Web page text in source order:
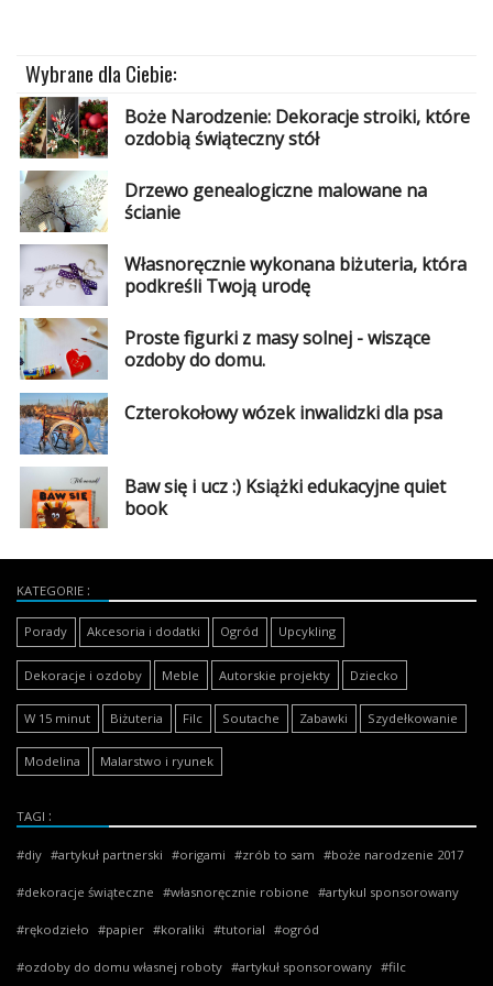
W
15
minut
Biżuteria
Filc
Soutache
Zabawki
Szydełkowanie
Modelina
Malarstwo
ryunek
Kategorie
Dodaj
«
Dodaj
Dodaj
Dodaj
artykuł
galerię
Wybrane dla Ciebie:
Boże Narodzenie: Dekoracje stroiki, które
ozdobią świąteczny stół
Drzewo genealogiczne malowane na
ścianie
Własnoręcznie wykonana biżuteria, która
podkreśli Twoją urodę
Proste figurki z masy solnej - wiszące
ozdoby do domu.
Czterokołowy wózek inwalidzki dla psa
Baw się i ucz :) Książki edukacyjne quiet
book
KATEGORIE
Porady Akcesoria i dodatki Ogród Upcykling
Dekoracje i ozdoby Meble Autorskie projekty Dziecko
W 15 minut Biżuteria Filc Soutache Zabawki Szydełkowanie
Modelina Malarstwo i ryunek
TAGI
diy artykuł partnerski origami zrób to sam boże narodzenie 2017
dekoracje świąteczne własnoręcznie robione artykul sponsorowany
rękodzieło papier koraliki tutorial ogród
ozdoby do domu własnej roboty artykuł sponsorowany filc